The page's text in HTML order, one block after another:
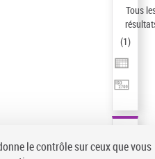
Tous
(1)
le contrôle sur ceux que vous